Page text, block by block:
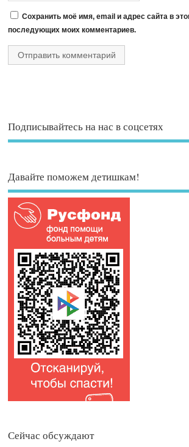
Сохранить моё имя, email и адрес сайта в
последующих моих комментариев.
Подписывайтесь на нас в соцсетях
Давайте поможем детишкам!
Сейчас обсуждают